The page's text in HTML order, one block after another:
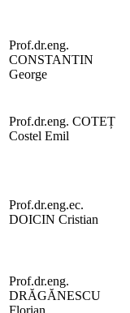
Prof.dr.eng.
CONSTANTIN
George
Prof.dr.eng. COTEȚ
Costel Emil
Prof.dr.eng.ec.
DOICIN Cristian
Prof.dr.eng.
DRĂGĂNESCU
Florian